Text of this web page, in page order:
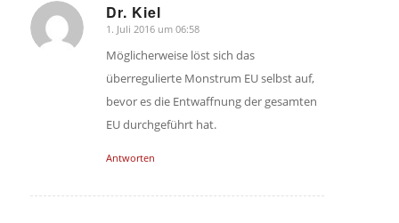
Dr. Kiel
sagte:
1. Juli 2016 um 06:58
Möglicherweise löst sich das
überregulierte Monstrum EU selbst auf,
bevor es die Entwaffnung der gesamten
EU durchgeführt hat.
Antworten